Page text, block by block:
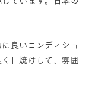
良いコンディショ
日焼けして、雰囲